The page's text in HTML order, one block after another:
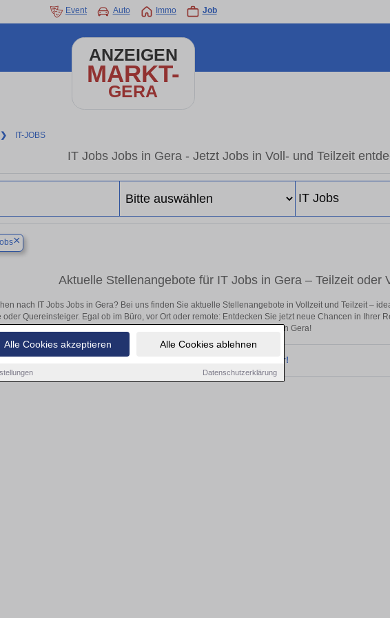
Alle Cookies akzeptieren Alle Cookies ablehnen
Datenschutzerklärung
Event Auto Immo Job
ANZEIGEN
MARKT-
GERA
❯ IT-JOBS
IT Jobs Jobs in Gera - Jetzt Jobs in Voll- und Teilzeit
×
Aktuelle Stellenangebote für IT Jobs in Gera – Teilzeit oder
nach IT Jobs Jobs in Gera? Bei uns finden Sie aktuelle Stellenangebote in Vollzeit und Teilzeit –
oder Quereinsteiger. Egal ob im Büro, vor Ort oder remote: Entdecken Sie jetzt neue Chancen in Ihrer
auf passende IT Jobs-Stellen in Gera!
wir derzeit keine passenden Jobs finden. Besuchen Sie uns bald wieder!